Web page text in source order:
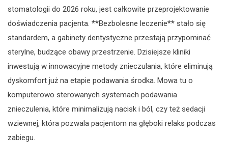
stomatologii do 2026 roku, jest całkowite przeprojektowanie
doświadczenia pacjenta. **Bezbolesne leczenie** stało się
standardem, a gabinety dentystyczne przestają przypominać
sterylne, budzące obawy przestrzenie. Dzisiejsze kliniki
inwestują w innowacyjne metody znieczulania, które eliminują
dyskomfort już na etapie podawania środka. Mowa tu o
komputerowo sterowanych systemach podawania
znieczulenia, które minimalizują nacisk i ból, czy też sedacji
wziewnej, która pozwala pacjentom na głęboki relaks podczas
zabiegu.